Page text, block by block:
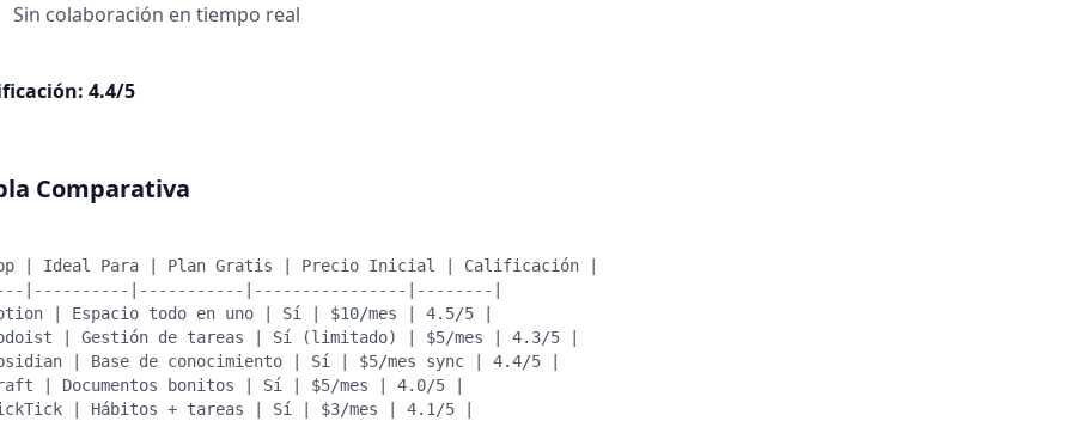
Sin colaboración en tiempo real
4.4/5
Comparativa
| Ideal Para | Plan Gratis | Precio Inicial | Calificación |
|----------|-----------|----------------|--------|
| Espacio todo en uno | Sí | $10/mes | 4.5/5 |
| Gestión de tareas | Sí (limitado) | $5/mes | 4.3/5 |
| Base de conocimiento | Sí | $5/mes sync | 4.4/5 |
| Documentos bonitos | Sí | $5/mes | 4.0/5 |
| Hábitos + tareas | Sí | $3/mes | 4.1/5 |